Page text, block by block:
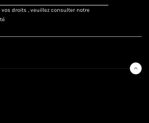
droits , veuillez consulter notre